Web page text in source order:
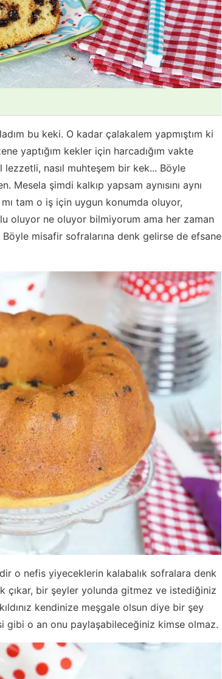
bu keki. O kadar çalakalem yapmıştım ki
yaptığım kekler için harcadığım vakte
lezzetli, nasıl muhteşem bir kek... Böyle
Mesela şimdi kalkıp yapsam aynısını aynı
tam o iş için uygun konumda oluyor,
oluyor ne oluyor bilmiyorum ama her zaman
misafir sofralarına denk gelirse de efsane
o nefis yiyeceklerin kalabalık sofralara denk
çıkar, bir şeyler yolunda gitmez ve istediğiniz
kendinize meşgale olsun diye bir şey
gibi o an onu paylaşabileceğiniz kimse olmaz.